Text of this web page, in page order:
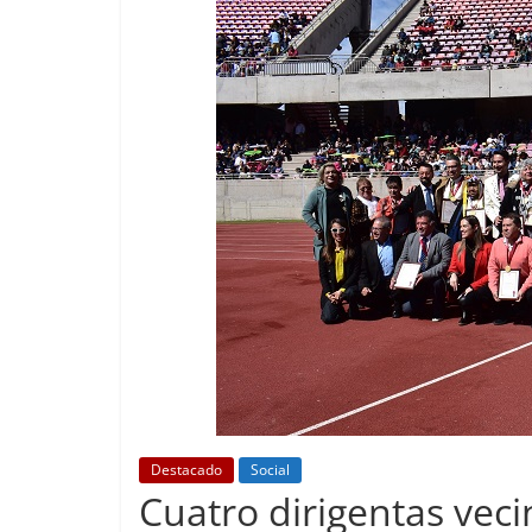
Destacado Social
Cuatro dirigentas